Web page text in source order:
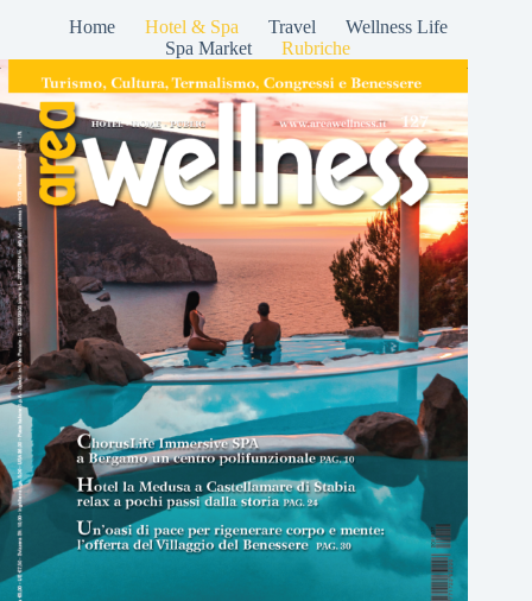
Home Hotel & Spa Travel
Wellness Life
Spa Market
Rubriche